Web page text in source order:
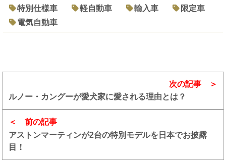
特別仕様車
軽自動車 輸入車
限定車
電気自動車
前の記事
アストンマーティンが2台の特別モデルを日本でお披露
目！
次の記事
ルノー・カングーが愛犬家に愛される理由とは？